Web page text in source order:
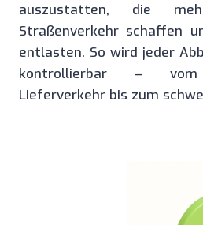
auszustatten, die
Straßenverkehr schaffen
entlasten. So wird jeder
kontrollierbar – vom
Lieferverkehr bis zum